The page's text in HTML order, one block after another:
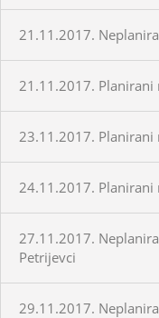
21.11.2017.
21.11.2017.
23.11.2017.
24.11.2017.
27.11.2017.
Petrijevci
29.11.2017.